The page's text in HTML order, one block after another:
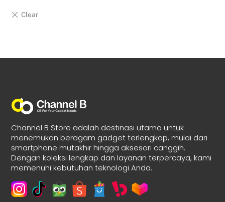
Channel B Store adalah destinasi utama untuk
menemukan beragam gadget terlengkap, mulai dari
smartphone mutakhir hingga aksesori canggih.
Dengan koleksi lengkap dan layanan terpercaya, kami
memenuhi kebutuhan teknologi Anda.